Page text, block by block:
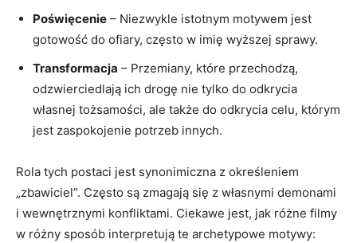
Poświęcenie – Niezwykle istotnym motywem jest
gotowość do ofiary, często w imię wyższej sprawy.
Transformacja – Przemiany, które przechodzą,
odzwierciedlają ich drogę nie tylko do odkrycia
własnej tożsamości, ale także do odkrycia celu, którym
jest zaspokojenie potrzeb innych.
Rola tych postaci jest synonimiczna z określeniem
„zbawiciel”. Często są zmagają się z własnymi demonami
i wewnętrznymi konfliktami. Ciekawe jest, jak różne filmy
w różny sposób interpretują te archetypowe motywy: